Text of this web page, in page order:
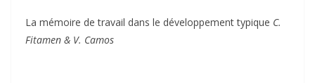
La mémoire de travail dans le développement typique C.
Fitamen & V. Camos